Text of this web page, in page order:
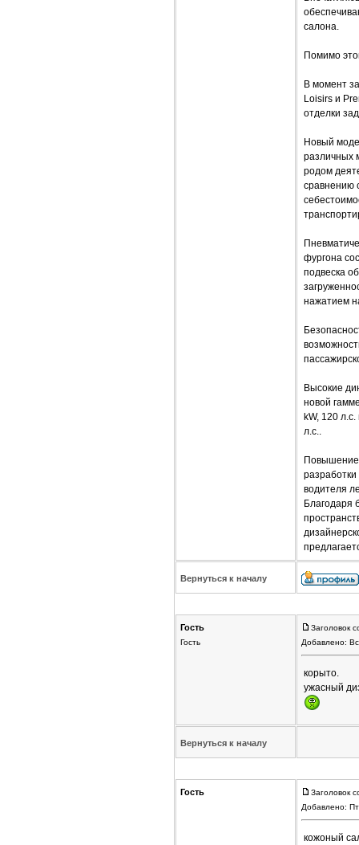
салона.
Помимо
В момент
Loisirs и
отделки
Новый
различных
родом
сравнению
фургона
подвеска
нажатием
Высокие
новой
kW, 120
л.с..
Повышение
водителя
Благодаря
Вернуться к началу
Гость
Гость
Заголовок
Добавлено:
корыто.
ужасный
Вернуться к началу
Гость
Заголовок
Добавлено:
кожоный